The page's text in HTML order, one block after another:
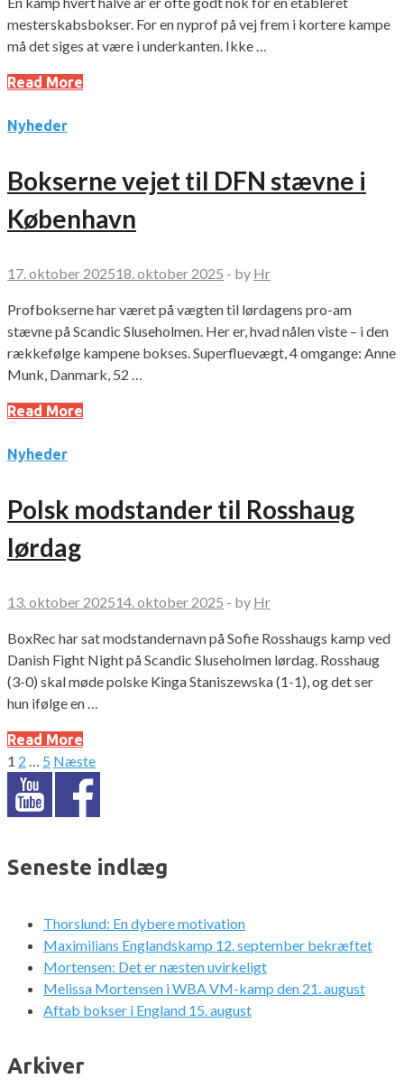
mesterskabsbokser. For en nyprof på vej frem i kortere kampe
må det siges at være i underkanten. Ikke …
Read More
Nyheder
Bokserne vejet til DFN stævne i
København
17. oktober 202518. oktober 2025 - by Hr
Profbokserne har været på vægten til lørdagens pro-am
stævne på Scandic Sluseholmen. Her er, hvad nålen viste – i den
rækkefølge kampene bokses. Superfluevægt, 4 omgange: Anne
Munk, Danmark, 52 …
Read More
Nyheder
Polsk modstander til Rosshaug
lørdag
13. oktober 202514. oktober 2025 - by Hr
BoxRec har sat modstandernavn på Sofie Rosshaugs kamp ved
Danish Fight Night på Scandic Sluseholmen lørdag. Rosshaug
(3-0) skal møde polske Kinga Staniszewska (1-1), og det ser
hun ifølge en …
Read More
Indlægsinddeling
1 2 … 5 Næste
Seneste indlæg
Thorslund: En dybere motivation
Maximilians Englandskamp 12. september bekræftet
Mortensen: Det er næsten uvirkeligt
Melissa Mortensen i WBA VM-kamp den 21. august
Aftab bokser i England 15. august
Arkiver